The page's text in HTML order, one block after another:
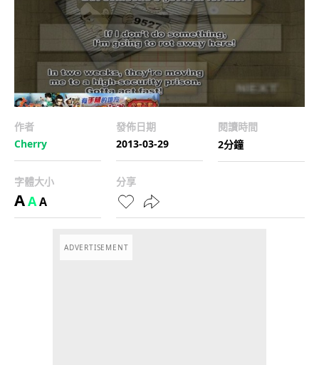
作者
Cherry
發佈日期
2013-03-29
閱讀時間
2分鐘
字體大小
AAA
分享
ADVERTISEMENT